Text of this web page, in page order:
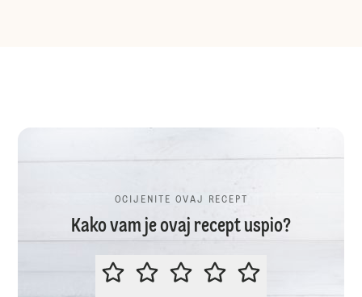
OCIJENITE OVAJ RECEPT
Kako vam je ovaj recept uspio?
OCIJENITE OVAJ RECEPT